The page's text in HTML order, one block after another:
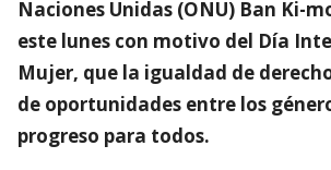
Naciones Unidas (ONU) Ban Ki-
este lunes con motivo del Día
Mujer, que la igualdad de
de oportunidades entre los
progreso para todos.